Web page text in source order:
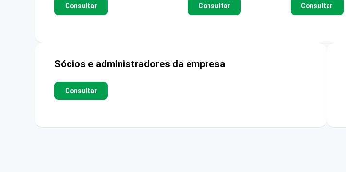
Consultar Consultar Consultar
Sócios e administradores da empresa
Consultar